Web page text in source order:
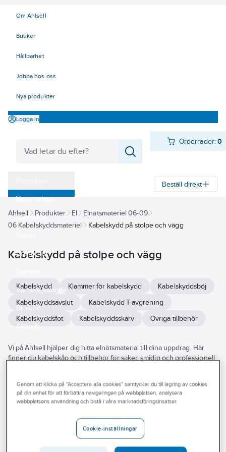
Om Ahlsell
Butiker
Hållbarhet
Jobba hos oss
Nya produkter
Logga in
Orderrader:0
Varumärken
Kampanjer
Branscher
Vårt erbjudande
Bli kund
Aktuellt
Beställ direkt
Ahlsell Produkter El
Elnätsmateriel 06-09
06 Kabelskyddsmateriel
Kabelskydd på stolpe och vägg
Kabelskydd på stolpe och vägg
Kabelskydd Klammer för kabelskydd
Kabelskyddsböj
Kabelskyddsavslut
Kabelskydd T-avgrening
Kabelskyddsfot
Kabelskyddsskarv Övriga tillbehör
Vi på Ahlsell hjälper dig hitta elnätsmaterial till dina uppdrag. Här
finner du kabelskåp och tillbehör för säker, smidig och professionell
vi fraktar nödvändig el till hushåll och verksamheter. För ett säkert
och stabilt elnät behöver du olika typer av elnätsmaterial. Du finner
gatubelysningsskåp och flera andra typer. Vi har produkter från
flertalet stora leverantörer. Utforska vårt breda utbud av
elnätsmaterial och tillbehör här i webbutiken eller besök din närmsta
Genom att klicka på "Acceptera alla cookies" samtycker du till lagring av cookies
på din enhet för att förbättra navigeringen på webbplatsen, analysera
webbplatsens användning och bistå i våra marknadsföringsinsatser.
Cookie-inställningar